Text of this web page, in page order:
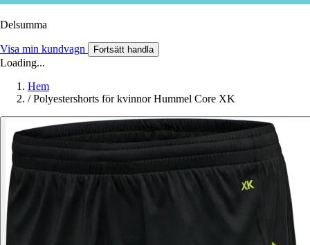
Delsumma
Visa min kundvagn Fortsätt handla
Loading...
Hem
/ Polyestershorts för kvinnor Hummel Core XK